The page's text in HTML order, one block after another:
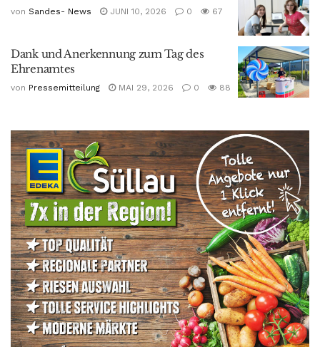
von Sandes- News JUNI 10, 2026 0 67
Dank und Anerkennung zum Tag des
Ehrenamtes
von Pressemitteilung MAI 29, 2026 0 88